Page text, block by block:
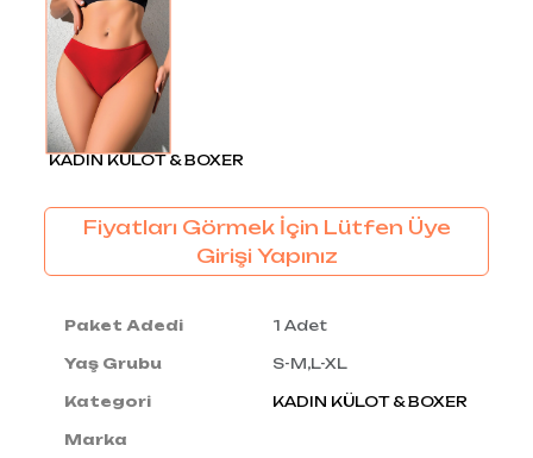
KADIN KÜLOT & BOXER
Fiyatları Görmek İçin Lütfen Üye
Girişi Yapınız
Paket Adedi 1 Adet
Yaş Grubu S-M,L-XL
Kategori KADIN KÜLOT & BOXER
Marka